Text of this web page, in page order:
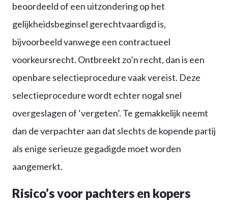
beoordeeld of een uitzondering op het
gelijkheidsbeginsel gerechtvaardigd is,
bijvoorbeeld vanwege een contractueel
voorkeursrecht. Ontbreekt zo’n recht, dan is een
openbare selectieprocedure vaak vereist. Deze
selectieprocedure wordt echter nogal snel
overgeslagen of ‘vergeten’. Te gemakkelijk neemt
dan de verpachter aan dat slechts de kopende partij
als enige serieuze gegadigde moet worden
aangemerkt.
Risico’s voor pachters en kopers